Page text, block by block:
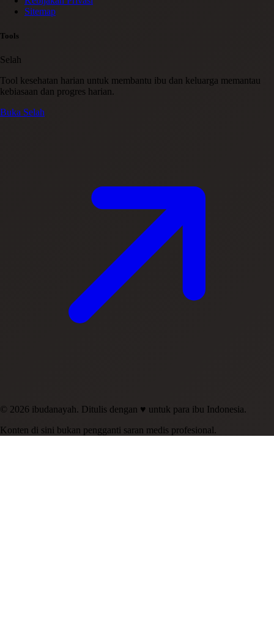
Sitemap
Tools
Selah
Tool kesehatan harian untuk membantu ibu dan keluarga memantau
kebiasaan dan progres harian.
Buka Selah
© 2026 ibudanayah. Ditulis dengan ♥ untuk para ibu Indonesia.
Konten di sini bukan pengganti saran medis profesional.